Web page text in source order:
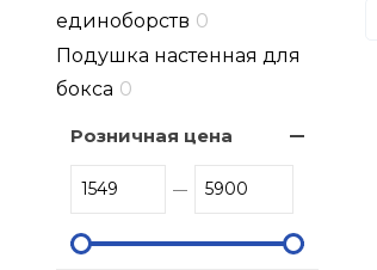
единоборств 0
Подушка настенная для
бокса 0
Розничная цена